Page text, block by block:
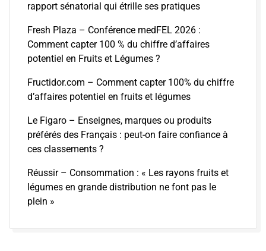
rapport sénatorial qui étrille ses pratiques
Fresh Plaza – Conférence medFEL 2026 :
Comment capter 100 % du chiffre d’affaires
potentiel en Fruits et Légumes ?
Fructidor.com – Comment capter 100% du chiffre
d’affaires potentiel en fruits et légumes
Le Figaro – Enseignes, marques ou produits
préférés des Français : peut-on faire confiance à
ces classements ?
Réussir – Consommation : « Les rayons fruits et
légumes en grande distribution ne font pas le
plein »